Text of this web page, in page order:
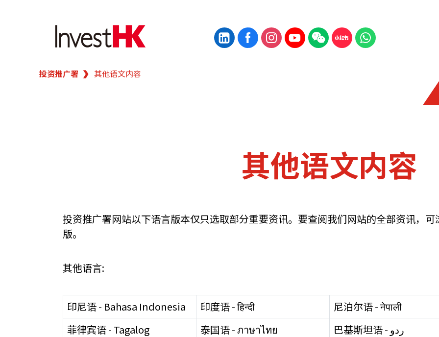
繁 简
在港开业
联系我们
投资推广署 其他语文内容
其他语文内容
投资推广署网站以下语言版本仅只选取部分重要资讯。要查阅我们网站的全部资讯，
版。
其他语言:
印尼语 - Bahasa Indonesia 印度语 - हिन्दी 尼泊尔语 - नेपाली
菲律宾语 - Tagalog
泰国语 - ภาษาไทย 巴基斯坦语 - ردو